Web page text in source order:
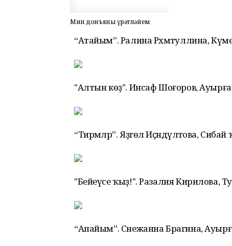
Мин донъяны һүрәтләйем
“Атайым”. Ралина Рәхмәтуллина,
"Алтын көҙ". Инсаф Шоғоров,
“Тирмәләр”. Яҙгөл Иҫәндәүләтова,
"Бейеүсе ҡыҙ!". Разалия
“Апайым”. Снежанна Брагина,